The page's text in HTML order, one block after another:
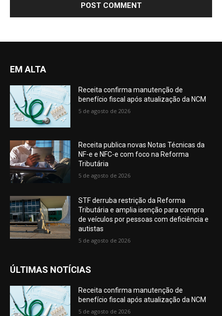
EM ALTA
Receita confirma manutenção de
benefício fiscal após atualização da NCM
5 de agosto de 2026
Receita publica novas Notas Técnicas da
NF-e e NFC-e com foco na Reforma
Tributária
5 de agosto de 2026
STF derruba restrição da Reforma
Tributária e amplia isenção para compra
de veículos por pessoas com deficiência e
autistas
5 de agosto de 2026
ÚLTIMAS NOTÍCIAS
Receita confirma manutenção de
benefício fiscal após atualização da NCM
5 de agosto de 2026